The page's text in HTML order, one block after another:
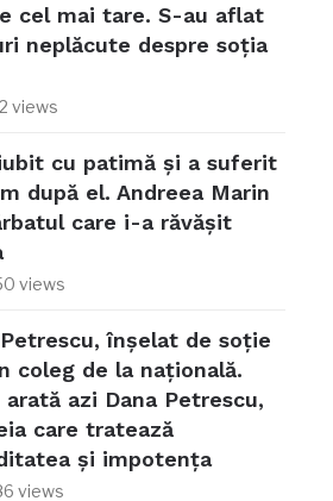
cel mai tare. S-au aflat
neplăcute despre soția
views
cu patimă și a suferit
după el. Andreea Marin
care i-a răvășit
views
înșelat de soție
coleg de la națională.
arată azi Dana Petrescu,
care tratează
și impotența
views